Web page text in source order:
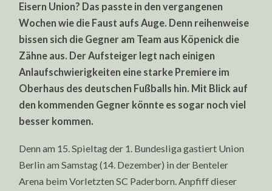
WETT-
PROGNOSE:
PADERBORN
FC
UNION
BERLIN
Eisern Union? Das passte in den vergangenen
Wochen wie die Faust aufs Auge. Denn reihenweise
bissen sich die Gegner am Team aus Köpenick die
Zähne aus. Der Aufsteiger legt nach einigen
Anlaufschwierigkeiten eine starke Premiere im
Oberhaus des deutschen Fußballs hin. Mit Blick auf
den kommenden Gegner könnte es sogar noch viel
besser kommen.
Denn am 15. Spieltag der 1. Bundesliga gastiert Union
Berlin am Samstag (14. Dezember) in der Benteler
Arena beim Vorletzten SC Paderborn. Anpfiff dieser